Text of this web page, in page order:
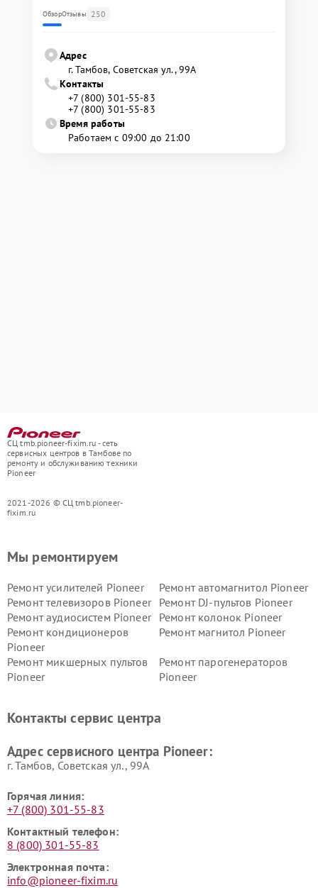
ОбзорОтзывы 250
Адрес
г. Тамбов, Советская ул., 99А
Контакты
+7 (800) 301-55-83
+7 (800) 301-55-83
Время работы
Работаем с 09:00 до 21:00
СЦ tmb.pioneer-fixim.ru - сеть
сервисных центров в Тамбове по
ремонту и обслуживанию техники
Pioneer
2021-2026 © СЦ tmb.pioneer-
fixim.ru
Мы ремонтируем
Ремонт усилителей Pioneer
Ремонт автомагнитол Pioneer
Ремонт телевизоров Pioneer
Ремонт DJ-пультов Pioneer
Ремонт аудиосистем Pioneer
Ремонт колонок Pioneer
Ремонт кондиционеров
Pioneer
Ремонт магнитол Pioneer
Ремонт микшерных пультов
Pioneer
Ремонт парогенераторов
Pioneer
Контакты сервис центра
Адрес сервисного центра Pioneer:
г. Тамбов, Советская ул., 99А
Горячая линия:
+7 (800) 301-55-83
Контактный телефон:
8 (800) 301-55-83
Электронная почта:
info@pioneer-fixim.ru